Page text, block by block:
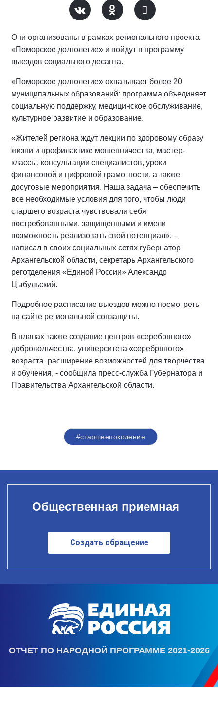
Они организованы в рамках регионального проекта
«Поморское долголетие» и войдут в программу
выездов социального десанта.
«Поморское долголетие» охватывает более 20
муниципальных образований: программа объединяет
социальную поддержку, медицинское обслуживание,
культурное развитие и образование.
«Жителей региона ждут лекции по здоровому образу
жизни и профилактике мошенничества, мастер-
классы, консультации специалистов, уроки
финансовой и цифровой грамотности, а также
досуговые мероприятия. Наша задача – обеспечить
все необходимые условия для того, чтобы люди
старшего возраста чувствовали себя
востребованными, защищенными и имели
возможность реализовать свой потенциал», –
написал в своих социальных сетях губернатор
Архангельской области, секретарь Архангельского
реготделения «Единой России» Александр
Цыбульский.
Подробное расписание выездов можно посмотреть
на сайте региональной соцзащиты.
В планах также создание центров «серебряного»
добровольчества, университета «серебряного»
возраста, расширение возможностей для творчества
и обучения, - сообщила пресс-служба Губернатора и
Правительства Архангельской области.
#старшеепоколение
Общественная приемная
Создать обращение
ОТЧЕТ ПО НАРОДНОЙ ПРОГРАММЕ 2021-2026